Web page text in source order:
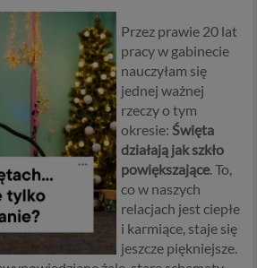
Przez prawie 20 lat
pracy w gabinecie
nauczyłam się
jednej ważnej
rzeczy o tym
okresie: Święta
działają jak szkło
powiększające. To,
co w naszych
relacjach jest ciepłe
i karmiące, staje się
jeszcze piękniejsze.